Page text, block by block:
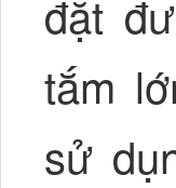
đặt
tắm
sử